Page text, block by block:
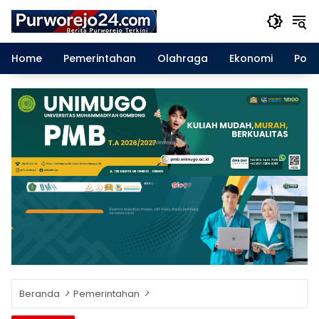
Langsung
konten
Home
Pemerintahan Olahraga Ekonomi
Beranda Pemerintahan